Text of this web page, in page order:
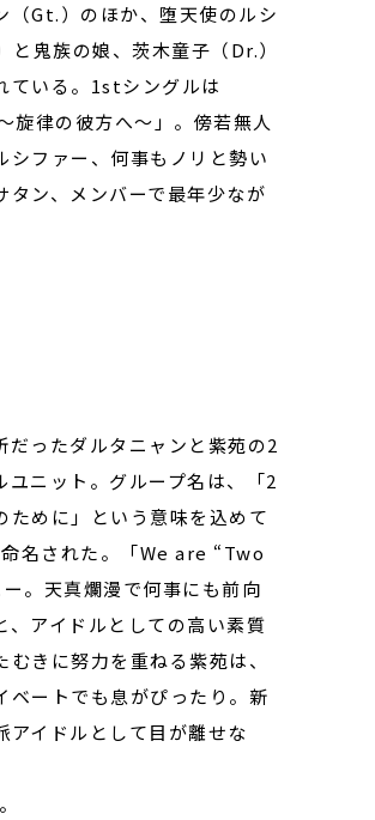
（Gt.）のほか、堕天使のルシ
と鬼族の娘、茨木童子（Dr.）
ている。1stシングルは
律の彼方へ～」。傍若無人
シファー、何事もノリと勢い
タン、メンバーで最年少なが
だったダルタニャンと紫苑の2
ユニット。グループ名は、「2
ために」という意味を込めて
名された。「We are “Two
。天真爛漫で何事にも前向
、アイドルとしての高い素質
きに努力を重ねる紫苑は、
ベートでも息がぴったり。新
アイドルとして目が離せな